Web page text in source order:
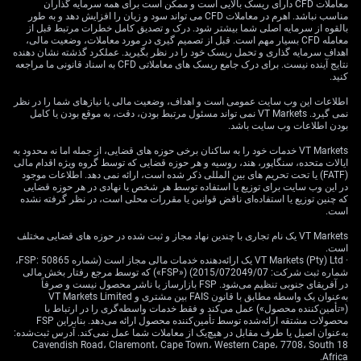
معاملات CFD دارای ریسک بالایی است و ممکن است برای همه سرمایه گذاران
مناسب نباشد. اهرم در معاملات CFD می تواند سود و زیان را افزایش دهد و به طور
بالقوه از سرمایه اصلی شما بیشتر شود. درک و تصدیق کامل خطرات مرتبط قبل از
معامله CFD بسیار مهم است. قبل از تصمیم گیری در مورد معاملات، وضعیت مالی،
اهداف سرمایه گذاری و تحمل ریسک خود را در نظر بگیرید. عملکرد گذشته نشان دهنده
نتایج آینده نیست. برای درک جامع ریسک های معاملاتی CFD به اسناد قانونی ما مراجعه
کنید.
اطلاعات این وب سایت عمومی است و اهداف، وضعیت مالی یا نیازهای شما را در نظر
نمی گیرد. VT Markets نمی تواند مسئول مرتبط بودن، دقت، به موقع بودن یا کامل
بودن اطلاعات وب سایت باشد.
VT Markets خدمات خود را به ساکنان برخی حوزه های قضایی، از جمله اما نه محدود به
ایالات متحده، سنگاپور، هند، روسیه و هر حوزه قضایی که توسط گروه ویژه اقدام مالی
(FATF) یا تحت تحریم های بین المللی ذکر شده است، ارائه نمی دهد. اطلاعات موجود
در این وب سایت برای توزیع یا استفاده توسط هر شخص یا نهادی در هر حوزه قضایی
که چنین توزیع یا استفاده‌ای ناقض قوانین یا مقررات محلی است، در نظر گرفته نشده
است.
VT Markets یک نام تجاری با چندین نهاد مجاز و ثبت شده در حوزه های قضایی مختلف
است.
· VT Markets (Pty) Ltd یک ارائه‌دهنده خدمات مالی مجاز است (شماره FSP: 50865،
شماره ثبت شرکت: 2015/072049/07) («FSP») که توسط مرجع رفتار بخش مالی
در آفریقای جنوبی تنظیم می‌شود. FSP بازارساز یا ناشر محصول نیست و صرفاً
به‌عنوان یک واسطه مطابق با قانون FAIS بین مشتری و VT Markets Limited
(«تأمین‌کننده محصول») عمل می‌کند و فقط خدمات واسطه‌گری را در ارتباط با
محصولات مشتقه ارائه‌شده توسط تأمین‌کننده محصول ارائه می‌دهد. بنابراین FSP
به‌عنوان اصیل یا طرف مقابل در هیچ‌یک از معاملات شما عمل نمی‌کند. آدرس ثبت‌شده:
18 Cavendish Road، Claremont، Cape Town، Western Cape، 7708، South
Africa.